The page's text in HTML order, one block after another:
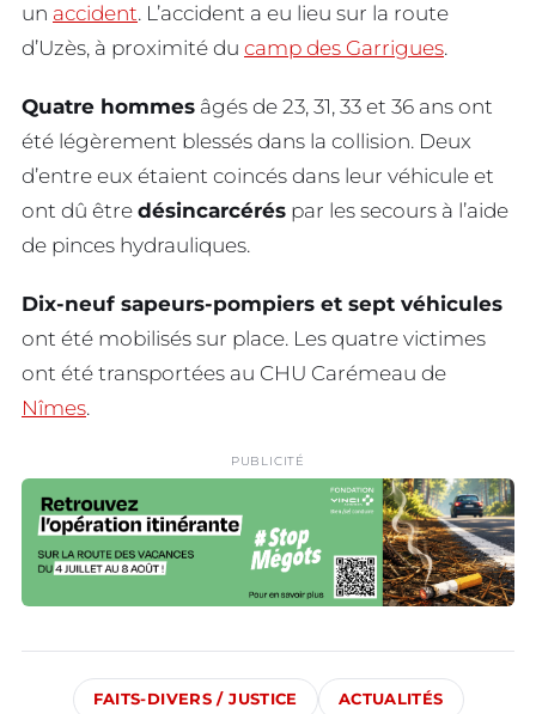
un accident. L’accident a eu lieu sur la route
d’Uzès, à proximité du camp des Garrigues.
Quatre hommes âgés de 23, 31, 33 et 36 ans ont
été légèrement blessés dans la collision. Deux
d’entre eux étaient coincés dans leur véhicule et
ont dû être désincarcérés par les secours à l’aide
de pinces hydrauliques.
Dix-neuf sapeurs-pompiers et sept véhicules
ont été mobilisés sur place. Les quatre victimes
ont été transportées au CHU Carémeau de
Nîmes.
PUBLICITÉ
FAITS-DIVERS / JUSTICE ACTUALITÉS